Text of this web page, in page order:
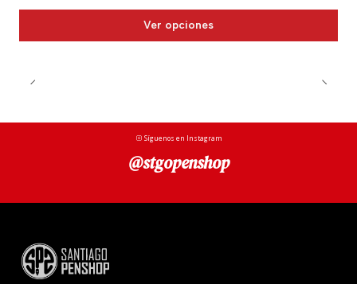
Ver opciones
Síguenos en Instagram
@stgopenshop